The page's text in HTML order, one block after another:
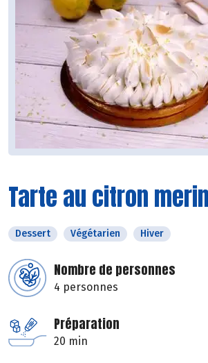
Tarte au citron
Dessert Végétarien Hiver
Nombre de personnes
4 personnes
Préparation
20 min